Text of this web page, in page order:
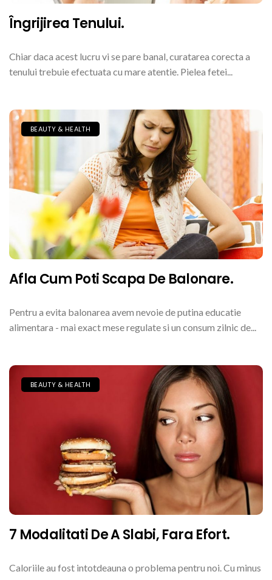
Îngrijirea Tenului.
Chiar daca acest lucru vi se pare banal, curatarea corecta a
tenului trebuie efectuata cu mare atentie. Pielea fetei...
BEAUTY & HEALTH
Afla Cum Poti Scapa De Balonare.
Pentru a evita balonarea avem nevoie de putina educatie
alimentara - mai exact mese regulate si un consum zilnic de...
BEAUTY & HEALTH
7 Modalitati De A Slabi, Fara Efort.
Caloriile au fost intotdeauna o problema pentru noi. Cu minus